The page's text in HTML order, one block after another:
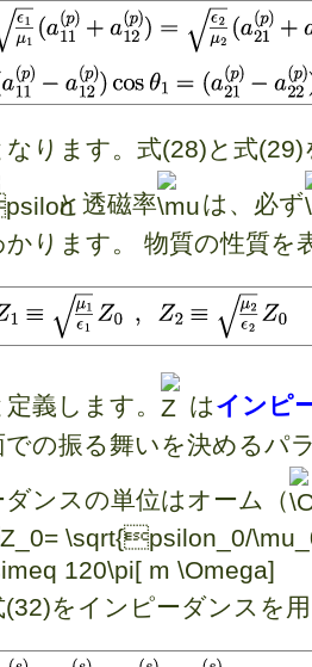
なります。式(28)と式
と透磁率
は、必ず
かります。 物質の性質を
定義します。 はインピ
での振る舞いを決めるパ
ダンスの単位はオーム（
(32)をインピーダンスを